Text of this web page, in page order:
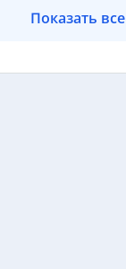
Показать все